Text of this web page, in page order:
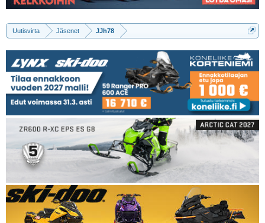
Uutisvirta Jäsenet JJh78